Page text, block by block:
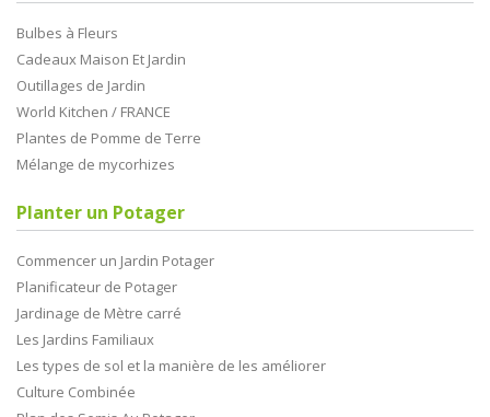
Bulbes à Fleurs
Cadeaux Maison Et Jardin
Outillages de Jardin
World Kitchen / FRANCE
Plantes de Pomme de Terre
Mélange de mycorhizes
Planter un Potager
Commencer un Jardin Potager
Planificateur de Potager
Jardinage de Mètre carré
Les Jardins Familiaux
Les types de sol et la manière de les améliorer
Culture Combinée